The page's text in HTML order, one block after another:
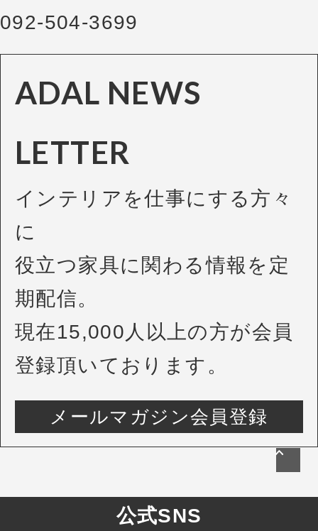
092-504-3699
ADAL NEWS
LETTER
インテリアを仕事にする方々
に
役立つ家具に関わる情報を定
期配信。
現在15,000人以上の方が会員
登録頂いております。
メールマガジン会員登録
公式SNS